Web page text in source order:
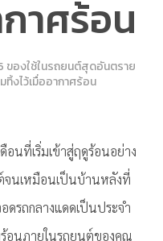
าศร้อน
ของใช้ในรถยนต์สุดอันตราย
ทิ้งไว้เมื่ออากาศร้อน
อนที่เริ่มเข้าสู่ฤดูร้อนอย่าง
จนเหมือนเป็นบ้านหลังที่
ดรถกลางแดดเป็นประจำ
อนภายในรถยนต์ของคุณ